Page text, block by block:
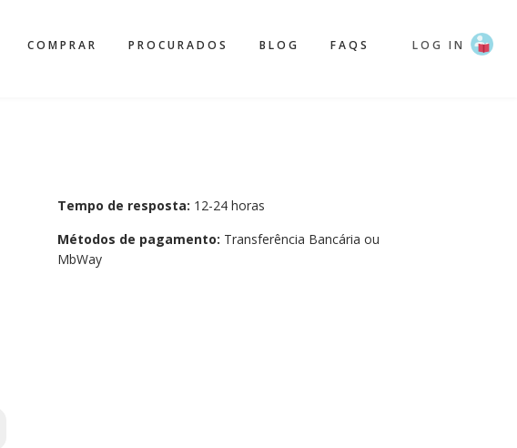
COMPRAR PROCURADOS BLOG FAQS LOG IN
Tempo de resposta: 12-24 horas
Métodos de pagamento: Transferência Bancária ou
MbWay